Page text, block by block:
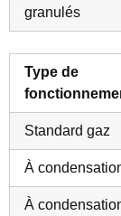
granulés
Type de
Standard gaz
À
À